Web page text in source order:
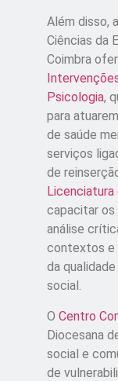
Além disso,
Ciências da
Coimbra
Psicologia,
para
de saúde
serviços
de
Licenciatura
capacitar
análise
contextos e
da
social.
O Centro
Diocesana
social e
de